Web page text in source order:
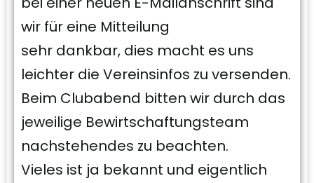
wir für eine Mitteilung
sehr dankbar, dies macht es uns
leichter die Vereinsinfos zu versenden.
Beim Clubabend bitten wir durch das
jeweilige Bewirtschaftungsteam
nachstehendes zu beachten.
Vieles ist ja bekannt und eigentlich